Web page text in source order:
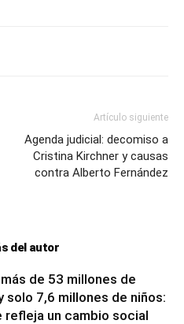
Artículo siguiente
Agenda judicial: decomiso a
Cristina Kirchner y causas
contra Alberto Fernández
del autor
de 53 millones de
solo 7,6 millones de niños:
refleja un cambio social